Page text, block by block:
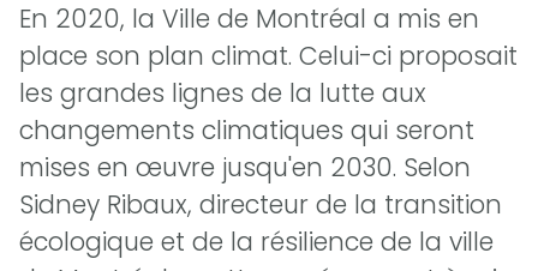
En 2020, la Ville de Montréal a mis en
place son plan climat. Celui-ci proposait
les grandes lignes de la lutte aux
changements climatiques qui seront
mises en œuvre jusqu'en 2030. Selon
Sidney Ribaux, directeur de la transition
écologique et de la résilience de la ville